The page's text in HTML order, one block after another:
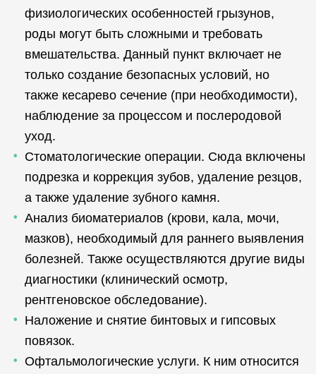
физиологических особенностей грызунов,
роды могут быть сложными и требовать
вмешательства. Данный пункт включает не
только создание безопасных условий, но
также кесарево сечение (при необходимости),
наблюдение за процессом и послеродовой
уход.
Стоматологические операции. Сюда включены
подрезка и коррекция зубов, удаление резцов,
а также удаление зубного камня.
Анализ биоматериалов (крови, кала, мочи,
мазков), необходимый для раннего выявления
болезней. Также осуществляются другие виды
диагностики (клинический осмотр,
рентгеновское обследование).
Наложение и снятие бинтовых и гипсовых
повязок.
Офтальмологические услуги. К ним относится